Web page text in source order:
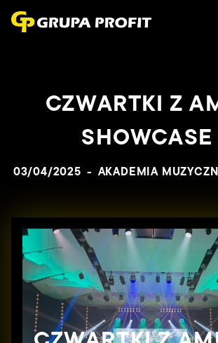
CZWARTKI Z
SHOWCASE
03/04/2025 - AKADEMIA